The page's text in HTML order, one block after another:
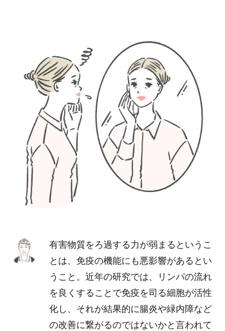
有害物質をろ過する力が弱まるというこ
とは、免疫の機能にも悪影響があるとい
うこと。近年の研究では、リンパの流れ
を良くすることで免疫を司る細胞が活性
化し、それが結果的に腸炎や緑内障など
の改善に繋がるのではないかと言われて